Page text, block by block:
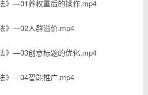
》—01养权重后的操作.mp4
》—02人群溢价.mp4
》—03创意标题的优化.mp4
》—04智能推广.mp4